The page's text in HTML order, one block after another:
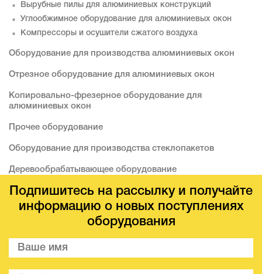
Вырубные пилы для алюминиевых конструкций
Углообжимное оборудование для алюминиевых окон
Компрессоры и осушители сжатого воздуха
Оборудование для производства алюминиевых окон
Отрезное оборудование для алюминиевых окон
Копировально-фрезерное оборудование для
алюминиевых окон
Прочее оборудование
Оборудование для производства стеклопакетов
Деревообрабатывающее оборудование
Подпишитесь на рассылку и получайте
информацию о новых поступлениях
оборудования